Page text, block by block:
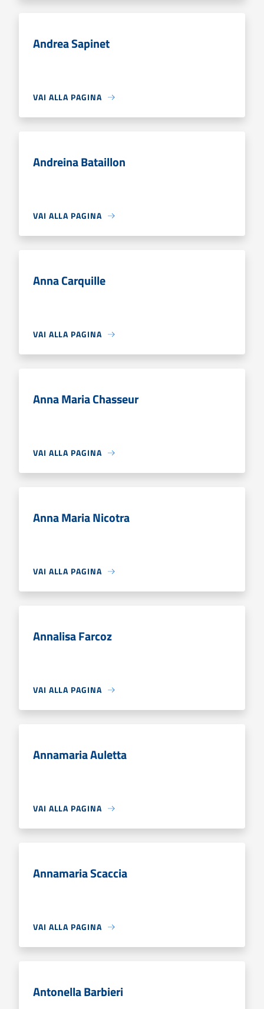
Andrea Sapinet
VAI ALLA PAGINA
Andreina Bataillon
VAI ALLA PAGINA
Anna Carquille
VAI ALLA PAGINA
Anna Maria Chasseur
VAI ALLA PAGINA
Anna Maria Nicotra
VAI ALLA PAGINA
Annalisa Farcoz
VAI ALLA PAGINA
Annamaria Auletta
VAI ALLA PAGINA
Annamaria Scaccia
VAI ALLA PAGINA
Antonella Barbieri